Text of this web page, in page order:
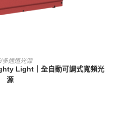
看內容
多通道光源
Light｜全自動可調式寬頻光
源